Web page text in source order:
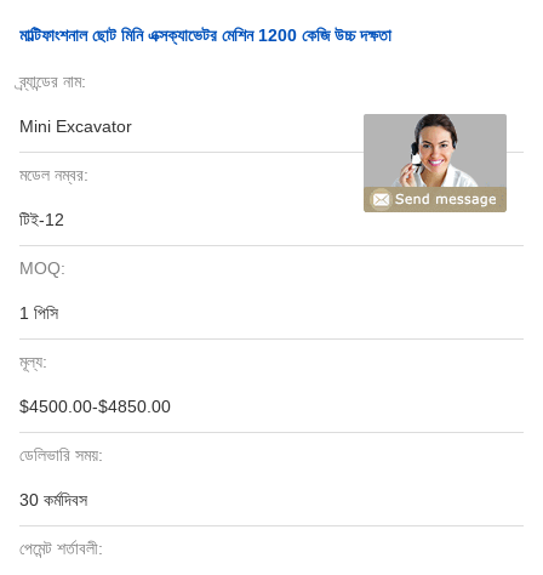
মাল্টিফাংশনাল ছোট মিনি এক্সক্যাভেটর মেশিন 1200 কেজি উচ্চ দক্ষতা
ব্র্যান্ডের নাম:
Mini Excavator
মডেল নম্বর:
টিই-12
MOQ:
1 পিসি
মূল্য:
$4500.00-$4850.00
ডেলিভারি সময়:
30 কর্মদিবস
পেমেন্ট শর্তাবলী: